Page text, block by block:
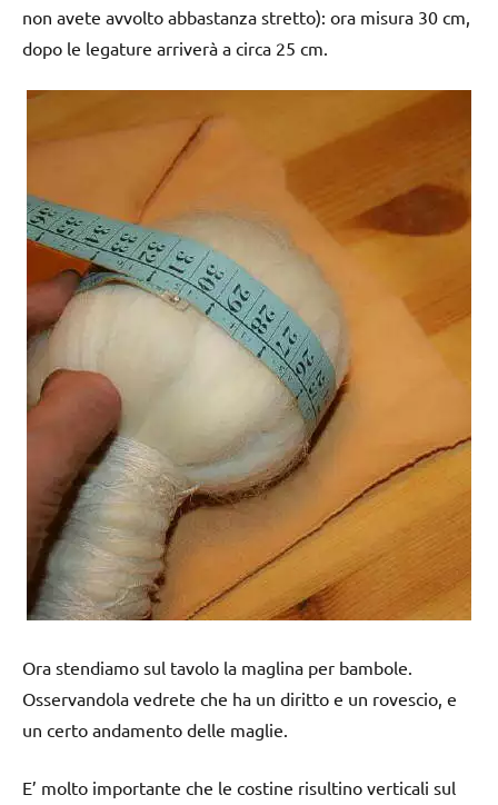
non avete avvolto abbastanza stretto): ora misura 30 cm,
dopo le legature arriverà a circa 25 cm.
Ora stendiamo sul tavolo la maglina per bambole.
Osservandola vedrete che ha un diritto e un rovescio, e
un certo andamento delle maglie.
E’ molto importante che le costine risultino verticali sul